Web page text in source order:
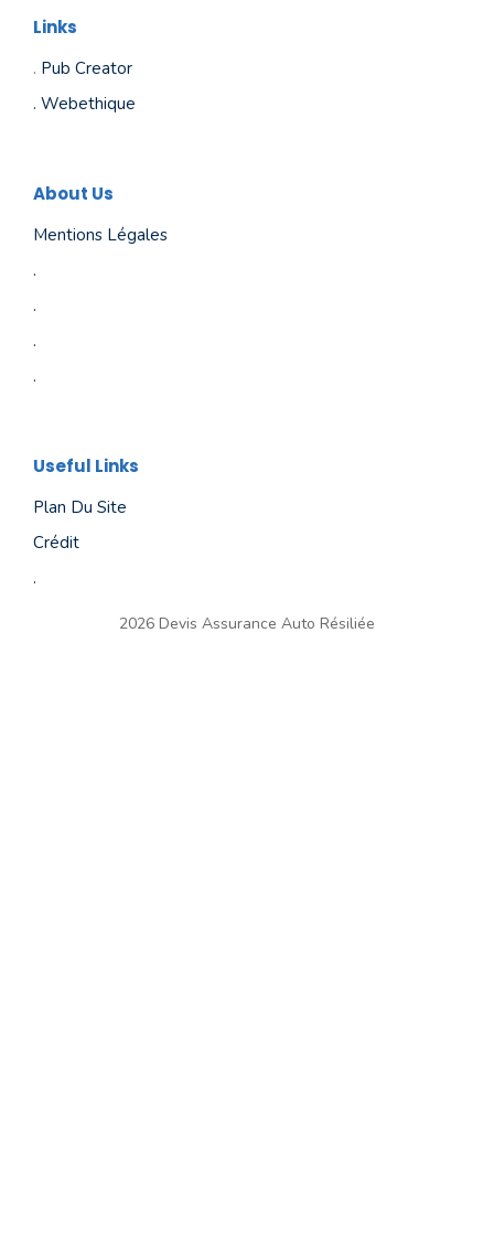
Links
. Pub Creator
. Webethique
About Us
Mentions Légales
.
.
.
.
Useful Links
Plan Du Site
Crédit
.
2026 Devis Assurance Auto Résiliée